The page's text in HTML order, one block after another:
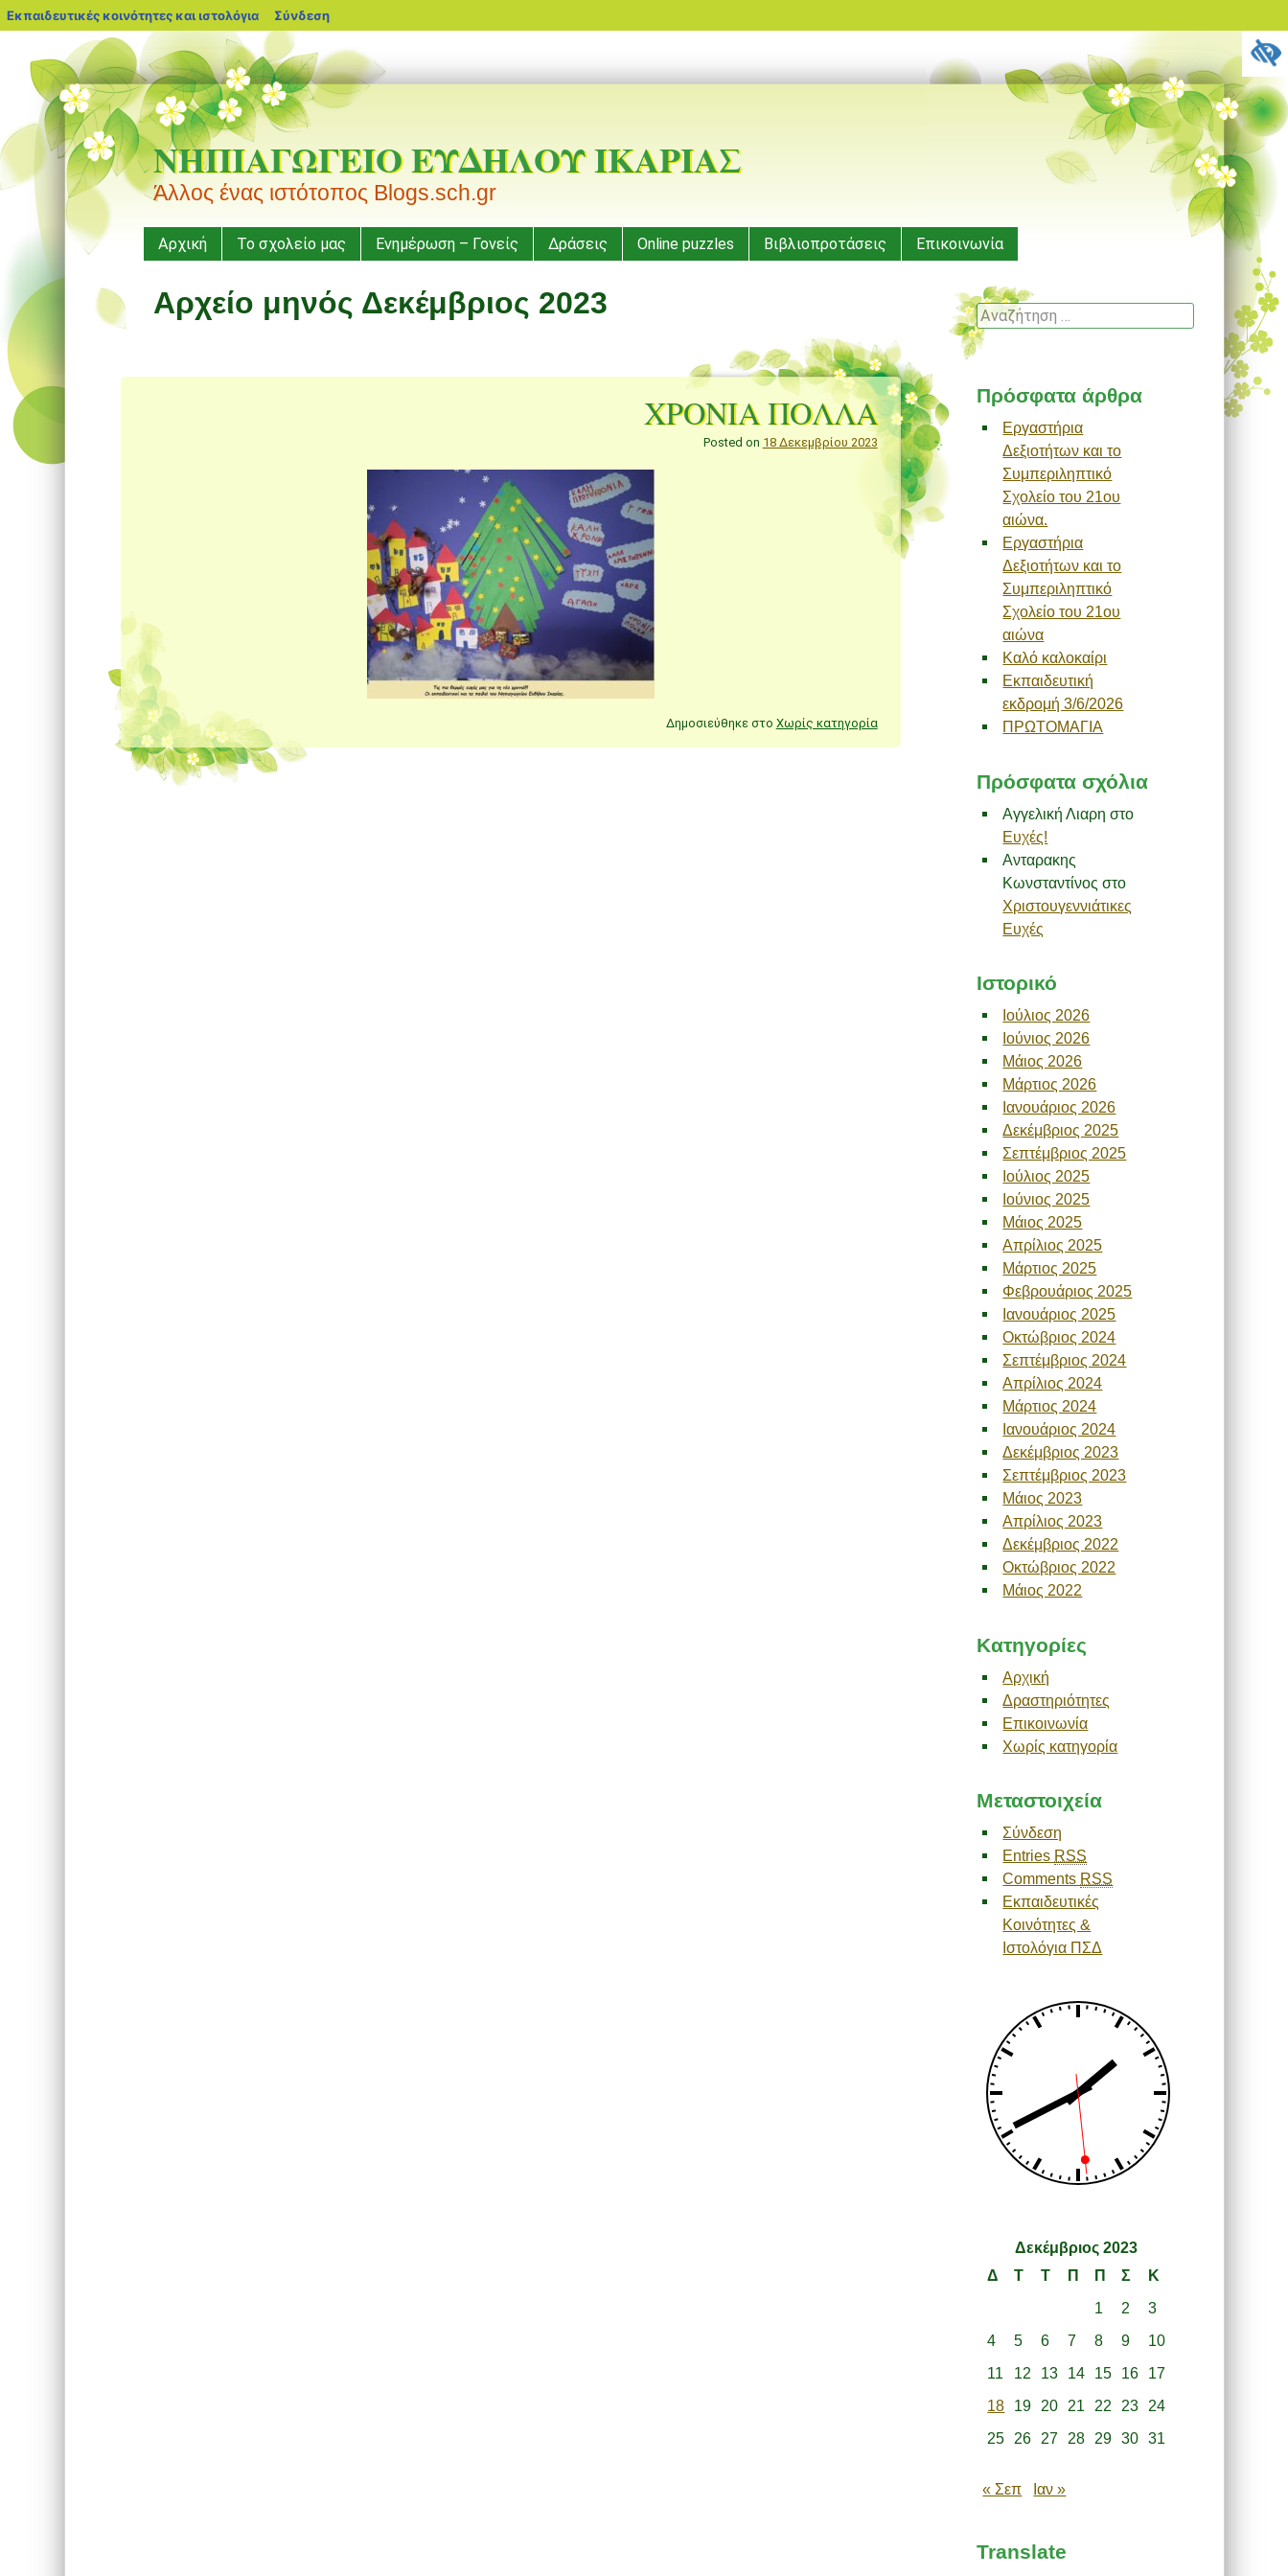
ΝΗΠΙΑΓΩΓΕΙΟ ΕΥΔΗΛΟΥ ΙΚΑΡΙΑΣ
Άλλος ένας ιστότοπος Blogs.sch.gr
Μενού
Μετάβαση
σε
περιεχόμενο
Αρχική Το σχολείο μας Ενημέρωση – Γονείς Δράσεις Online puzzles Βιβλιοπροτάσεις Επικοινωνία
Αρχείο μηνός Δεκέμβριος 2023
ΧΡΟΝΙΑ ΠΟΛΛΑ
Posted on 18 Δεκεμβρίου 2023
Δημοσιεύθηκε στο Χωρίς κατηγορία
Αναζήτηση
Πρόσφατα άρθρα
Εργαστήρια
Δεξιοτήτων και το
Συμπεριληπτικό
Σχολείο του 21ου
αιώνα.
Εργαστήρια
Δεξιοτήτων και το
Συμπεριληπτικό
Σχολείο του 21ου
αιώνα
Καλό καλοκαίρι
Εκπαιδευτική
εκδρομή 3/6/2026
ΠΡΩΤΟΜΑΓΙΑ
Πρόσφατα σχόλια
Αγγελική Λιαρη στο
Ευχές!
Ανταρακης
Κωνσταντίνος στο
Χριστουγεννιάτικες
Ευχές
Ιστορικό
Ιούλιος 2026
Ιούνιος 2026
Μάιος 2026
Μάρτιος 2026
Ιανουάριος 2026
Δεκέμβριος 2025
Σεπτέμβριος 2025
Ιούλιος 2025
Ιούνιος 2025
Μάιος 2025
Απρίλιος 2025
Μάρτιος 2025
Φεβρουάριος 2025
Ιανουάριος 2025
Οκτώβριος 2024
Σεπτέμβριος 2024
Απρίλιος 2024
Μάρτιος 2024
Ιανουάριος 2024
Δεκέμβριος 2023
Σεπτέμβριος 2023
Μάιος 2023
Απρίλιος 2023
Δεκέμβριος 2022
Οκτώβριος 2022
Μάιος 2022
Kατηγορίες
Αρχική
Δραστηριότητες
Επικοινωνία
Χωρίς κατηγορία
Μεταστοιχεία
Σύνδεση
Entries RSS
Comments RSS
Εκπαιδευτικές
Κοινότητες &
Ιστολόγια ΠΣΔ
Δεκέμβριος 2023
Δ
Τ Τ Π Π Σ
Κ
1
2
3
4
5 6 7 8 9
10
11
12 13 14 15 16
17
18
19 20 21 22 23
24
25
26 27 28 29 30 31
« Σεπ Ιαν »
Translate
Εκπαιδευτικές κοινότητες και ιστολόγια blogs.sch.gr
Σύνδεση